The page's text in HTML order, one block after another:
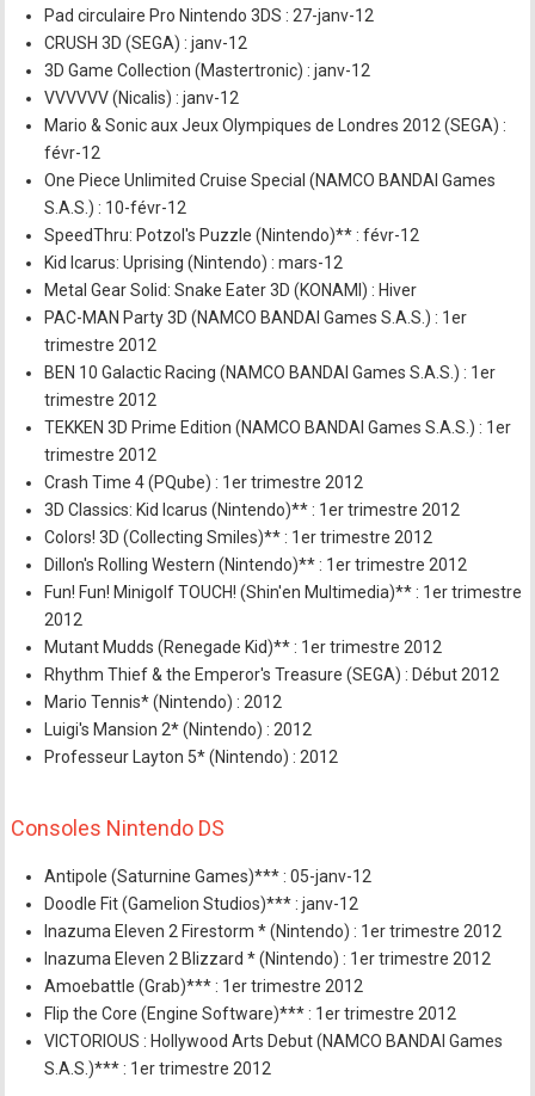
Pad circulaire Pro Nintendo 3DS : 27-janv-12
CRUSH 3D (SEGA) : janv-12
3D Game Collection (Mastertronic) : janv-12
VVVVVV (Nicalis) : janv-12
Mario & Sonic aux Jeux Olympiques de Londres 2012 (SEGA) :
févr-12
One Piece Unlimited Cruise Special (NAMCO BANDAI Games
S.A.S.) : 10-févr-12
SpeedThru: Potzol's Puzzle (Nintendo)** : févr-12
Kid Icarus: Uprising (Nintendo) : mars-12
Metal Gear Solid: Snake Eater 3D (KONAMI) : Hiver
PAC-MAN Party 3D (NAMCO BANDAI Games S.A.S.) : 1er
trimestre 2012
BEN 10 Galactic Racing (NAMCO BANDAI Games S.A.S.) : 1er
trimestre 2012
TEKKEN 3D Prime Edition (NAMCO BANDAI Games S.A.S.) : 1er
trimestre 2012
Crash Time 4 (PQube) : 1er trimestre 2012
3D Classics: Kid Icarus (Nintendo)** : 1er trimestre 2012
Colors! 3D (Collecting Smiles)** : 1er trimestre 2012
Dillon's Rolling Western (Nintendo)** : 1er trimestre 2012
Fun! Fun! Minigolf TOUCH! (Shin'en Multimedia)** : 1er trimestre
2012
Mutant Mudds (Renegade Kid)** : 1er trimestre 2012
Rhythm Thief & the Emperor's Treasure (SEGA) : Début 2012
Mario Tennis* (Nintendo) : 2012
Luigi's Mansion 2* (Nintendo) : 2012
Professeur Layton 5* (Nintendo) : 2012
Consoles Nintendo DS
Antipole (Saturnine Games)*** : 05-janv-12
Doodle Fit (Gamelion Studios)*** : janv-12
Inazuma Eleven 2 Firestorm * (Nintendo) : 1er trimestre 2012
Inazuma Eleven 2 Blizzard * (Nintendo) : 1er trimestre 2012
Amoebattle (Grab)*** : 1er trimestre 2012
Flip the Core (Engine Software)*** : 1er trimestre 2012
VICTORIOUS : Hollywood Arts Debut (NAMCO BANDAI Games
S.A.S.)*** : 1er trimestre 2012